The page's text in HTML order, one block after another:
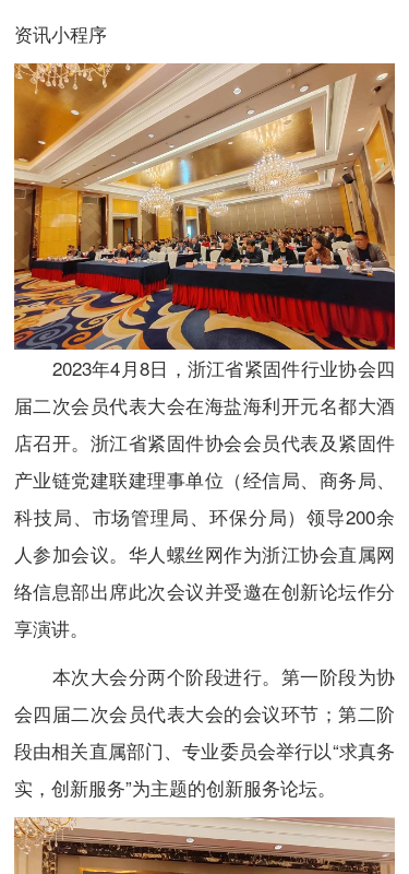
资讯小程序
2023年4月8日，浙江省紧固件行业协会四
届二次会员代表大会在海盐海利开元名都大酒
店召开。浙江省紧固件协会会员代表及紧固件
产业链党建联建理事单位（经信局、商务局、
科技局、市场管理局、环保分局）领导200余
人参加会议。华人螺丝网作为浙江协会直属网
络信息部出席此次会议并受邀在创新论坛作分
享演讲。
本次大会分两个阶段进行。第一阶段为协
会四届二次会员代表大会的会议环节；第二阶
段由相关直属部门、专业委员会举行以“求真务
实，创新服务”为主题的创新服务论坛。